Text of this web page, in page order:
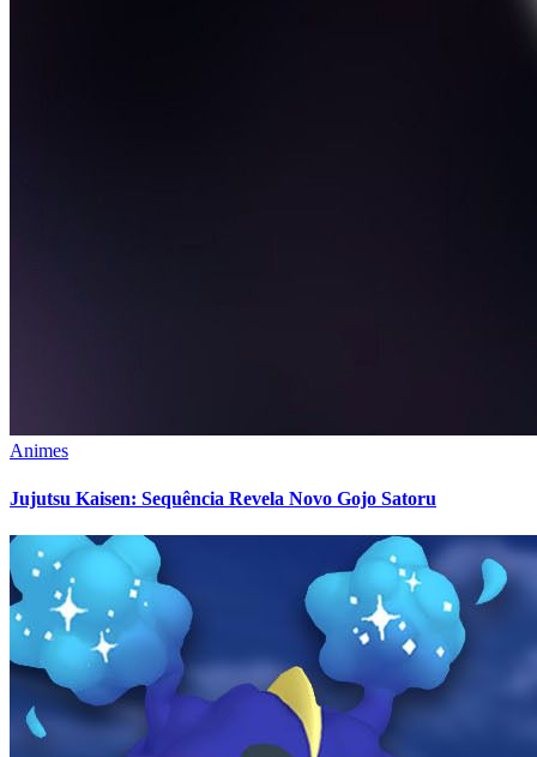
Animes
Jujutsu Kaisen: Sequência Revela Novo Gojo Satoru